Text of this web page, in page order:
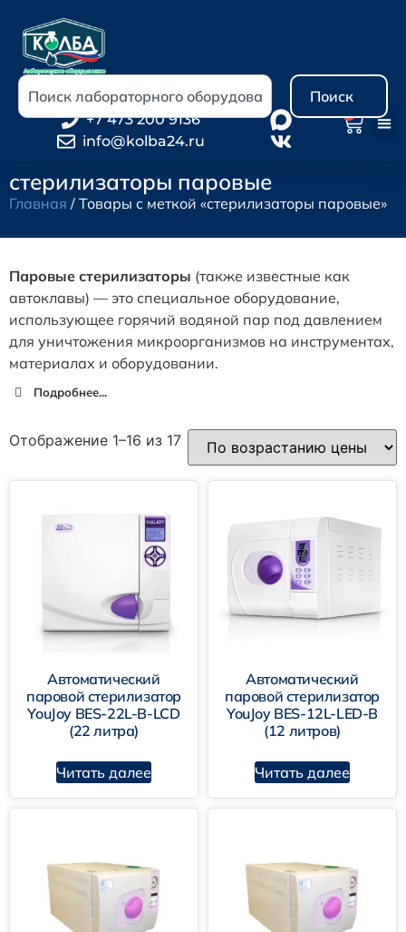
Поиск
+7 473 200 9136
info@kolba24.ru
стерилизаторы паровые
Главная / Товары с меткой «стерилизаторы паровые»
Паровые стерилизаторы (также известные как
автоклавы) — это специальное оборудование,
использующее горячий водяной пар под давлением
для уничтожения микроорганизмов на инструментах,
материалах и оборудовании.
Подробнее...
Отображение 1–16 из 17
Автоматический
паровой стерилизатор
YouJoy BES-22L-B-LCD
(22 литра)
Читать далее
Автоматический
паровой стерилизатор
YouJoy BES-12L-LED-B
(12 литров)
Читать далее